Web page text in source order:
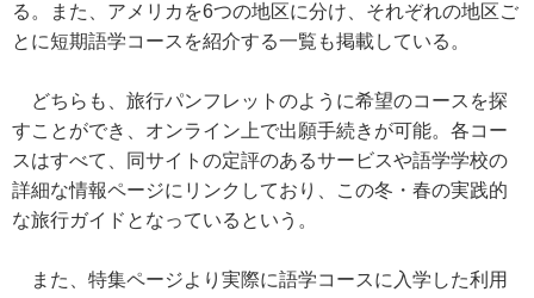
る。また、アメリカを6つの地区に分け、それぞれの地区ご
とに短期語学コースを紹介する一覧も掲載している。
どちらも、旅行パンフレットのように希望のコースを探
すことができ、オンライン上で出願手続きが可能。各コー
スはすべて、同サイトの定評のあるサービスや語学学校の
詳細な情報ページにリンクしており、この冬・春の実践的
な旅行ガイドとなっているという。
また、特集ページより実際に語学コースに入学した利用